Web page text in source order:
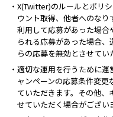
・X(Twitter)のルールとポリ
ウント取得、他者へのな
利用して応募があった場合
られる応募があった場合
らの応募を無効とさせてい
・適切な運用を行うために
ャンペーンの応募条件変
ていただきます。その他、
せていただく場合がござい